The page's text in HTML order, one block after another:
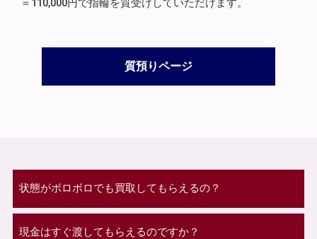
＝110,000円で指輪を質受けしていただけます。
質預りページ
状態がボロボロでも買取してもらえるの？
現金はすぐ渡してもらえるのですか？